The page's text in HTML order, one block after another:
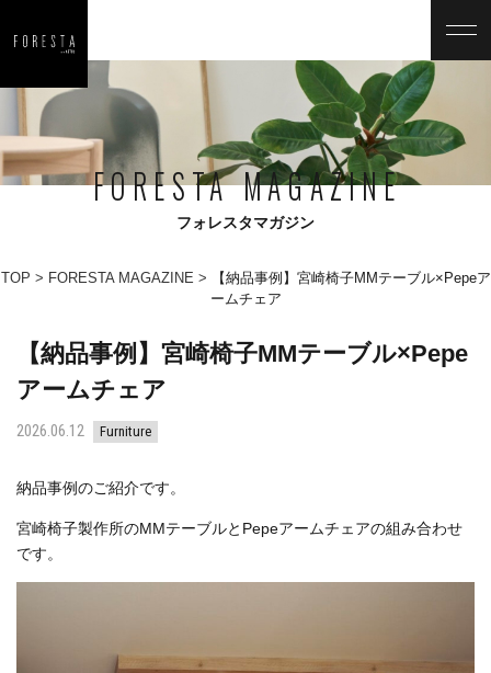
FORESTA MAGAZINE
フォレスタマガジン
TOP FORESTA MAGAZINE
【納品事例】宮崎椅子MMテーブル×Pepeア
ームチェア
【納品事例】宮崎椅子MMテーブル×Pepe
アームチェア
2026.06.12 Furniture
納品事例のご紹介です。
宮崎椅子製作所のMMテーブルとPepeアームチェアの組み合わせ
です。